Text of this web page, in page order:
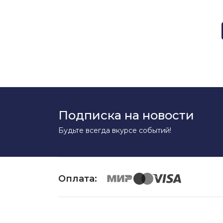
Подписка на новости
Будьте всегда вкурсе событий!
Оплата: